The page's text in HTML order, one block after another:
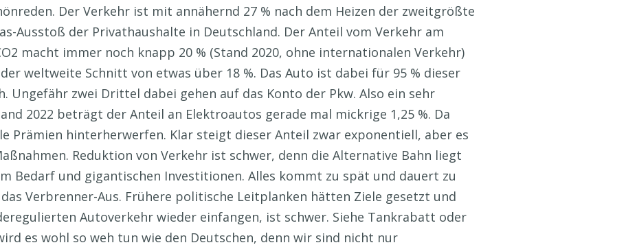
Der Verkehr ist mit annähernd 27 % nach dem Heizen der zweitgrößte
Ausstoß der Privathaushalte in Deutschland. Der Anteil vom Verkehr am
macht immer noch knapp 20 % (Stand 2020, ohne internationalen Verkehr)
weltweite Schnitt von etwas über 18 %. Das Auto ist dabei für 95 % dieser
Ungefähr zwei Drittel dabei gehen auf das Konto der Pkw. Also ein sehr
2022 beträgt der Anteil an Elektroautos gerade mal mickrige 1,25 %. Da
Prämien hinterherwerfen. Klar steigt dieser Anteil zwar exponentiell, aber es
Reduktion von Verkehr ist schwer, denn die Alternative Bahn liegt
Bedarf und gigantischen Investitionen. Alles kommt zu spät und dauert zu
Verbrenner-Aus. Frühere politische Leitplanken hätten Ziele gesetzt und
Autoverkehr wieder einfangen, ist schwer. Siehe Tankrabatt oder
es wohl so weh tun wie den Deutschen, denn wir sind nicht nur